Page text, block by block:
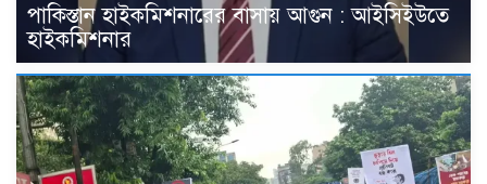
পাকিস্তান হাইকমিশনারের বাসায় আগুন : আইসিইউতে
হাইকমিশনার